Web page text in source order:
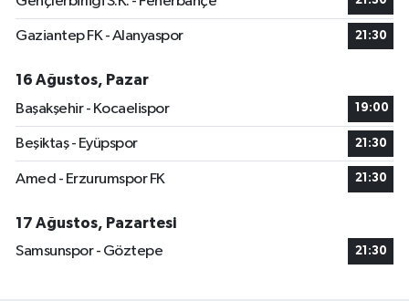
Gaziantep FK - Alanyaspor 21:30
16 Ağustos, Pazar
Başakşehir - Kocaelispor
19:00
Beşiktaş - Eyüpspor 21:30
Amed - Erzurumspor FK 21:30
17 Ağustos, Pazartesi
Samsunspor - Göztepe
21:30